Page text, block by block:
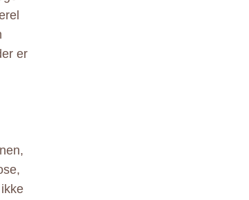
er